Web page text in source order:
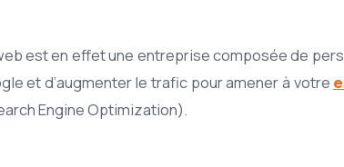
est en effet une entreprise composée de
et d’augmenter le trafic pour amener à votre
Engine Optimization).